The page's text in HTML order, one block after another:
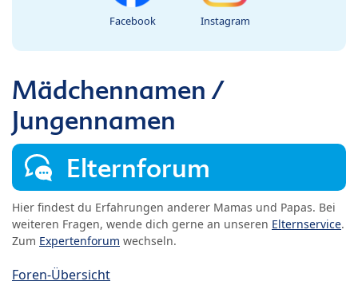
Facebook Instagram
Mädchennamen /
Jungennamen
Elternforum
Hier findest du Erfahrungen anderer Mamas und Papas. Bei
weiteren Fragen, wende dich gerne an unseren Elternservice.
Zum Expertenforum wechseln.
Foren-Übersicht